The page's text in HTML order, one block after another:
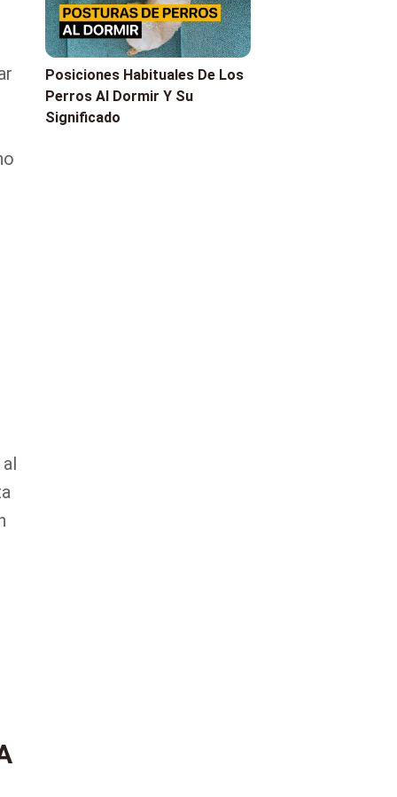
Posiciones Habituales De Los
Perros Al Dormir Y Su
Significado